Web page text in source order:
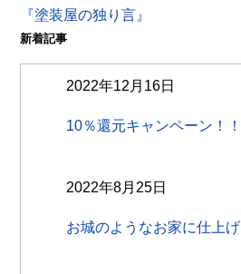
『塗装屋の独り言』
新着記事
2022年12月16日
10％還元キャンペーン！！
2022年8月25日
お城のようなお家に仕上げ